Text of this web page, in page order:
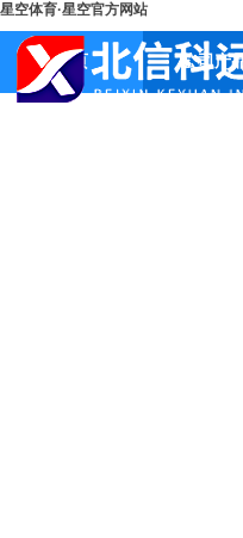
星空体育·星空官方网站
首页 公司产